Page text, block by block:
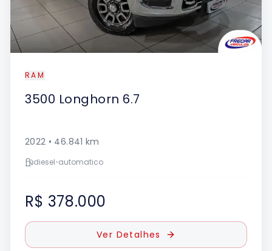
RAM
3500 Longhorn 6.7
2022 • 46.841 km
diesel•automatico
R$ 378.000
Ver Detalhes